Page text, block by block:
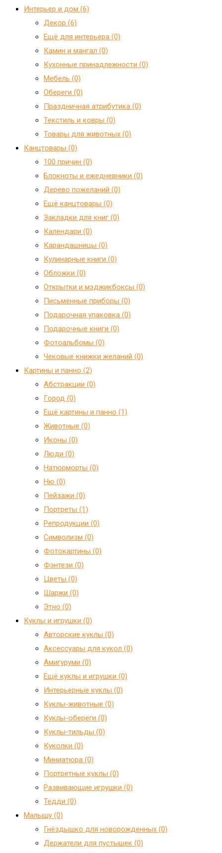
Интерьер и дом (6)
Декор (6)
Ещё для интерьера (0)
Камин и мангал (0)
Кухонные принадлежности (0)
Мебель (0)
Обереги (0)
Праздничная атрибутика (0)
Текстиль и ковры (0)
Товары для животных (0)
Канцтовары (0)
100 причин (0)
Блокноты и ежедневники (0)
Дерево пожеланий (0)
Ещё канцтовары (0)
Закладки для книг (0)
Календари (0)
Карандашницы (0)
Кулинарные книги (0)
Обложки (0)
Открытки и мэджикбоксы (0)
Письменные приборы (0)
Подарочная упаковка (0)
Подарочные книги (0)
Фотоальбомы (0)
Чековые книжки желаний (0)
Картины и панно (2)
Абстракции (0)
Город (0)
Ещё картины и панно (1)
Животные (0)
Иконы (0)
Люди (0)
Натюрморты (0)
Ню (0)
Пейзажи (0)
Портреты (1)
Репродукции (0)
Символизм (0)
Фотокартины (0)
Фэнтези (0)
Цветы (0)
Шаржи (0)
Этно (0)
Куклы и игрушки (0)
Авторские куклы (0)
Аксессуары для кукол (0)
Амигуруми (0)
Ещё куклы и игрушки (0)
Интерьерные куклы (0)
Куклы-животные (0)
Куклы-обереги (0)
Куклы-тильды (0)
Куколки (0)
Миниатюра (0)
Портретные куклы (0)
Развивающие игрушки (0)
Тедди (0)
Малышу (0)
Гнёздышко для новорожденных (0)
Держатели для пустышек (0)